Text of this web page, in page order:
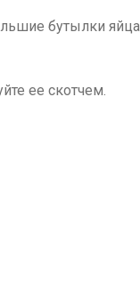
ее скотчем.